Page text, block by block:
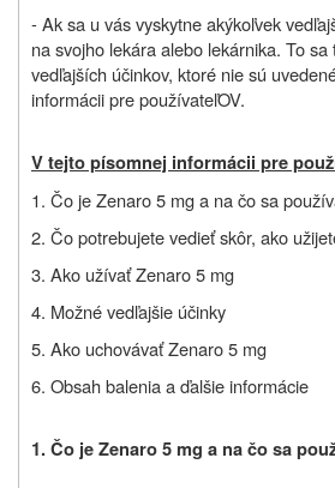
- Ak sa u vás vyskytne akýkoľvek
na svojho lekára alebo lekárnika. To
vedľajších účinkov, ktoré nie sú
informácii pre používateľOV.
V tejto písomnej informácii pre
1. Čo je Zenaro 5 mg a na čo sa
2. Čo potrebujete vedieť skôr, ako
3. Ako užívať Zenaro 5 mg
4. Možné vedľajšie účinky
5. Ako uchovávať Zenaro 5 mg
6. Obsah balenia a ďalšie informácie
1. Čo je Zenaro 5 mg a na čo sa